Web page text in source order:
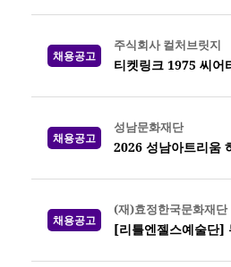
채용공고
주식회사 컬처브릿지
티켓링크 1975 씨어
채용공고
성남문화재단
2026 성남아트리움
채용공고
(재)효정한국문화재단
[리틀엔젤스예술단]